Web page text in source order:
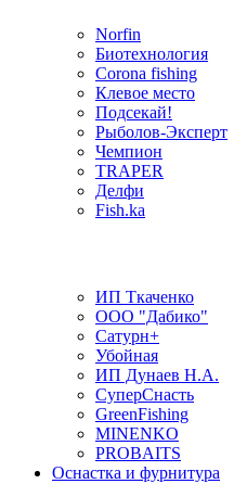
Norfin
Биотехнология
Corona fishing
Клевое место
Подсекай!
Рыболов-Эксперт
Чемпион
TRAPER
Делфи
Fish.ka
ИП Ткаченко
ООО "Дабико"
Сатурн+
Убойная
ИП Дунаев Н.А.
СуперСнасть
GreenFishing
MINENKO
PROBAITS
Оснастка и фурнитура